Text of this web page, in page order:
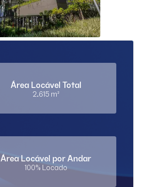
Área Locável Total
2.615 m²
Área Locável por Andar
100% Locado